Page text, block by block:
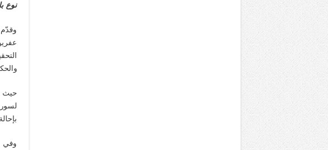
نوع بارت،
وقدّم
حيث
وفي